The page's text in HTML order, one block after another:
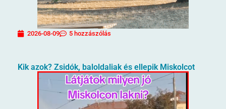
2026-08-09 5 hozzászólás
Kik azok? Zsidók, baloldaliak és ellepik Miskolcot